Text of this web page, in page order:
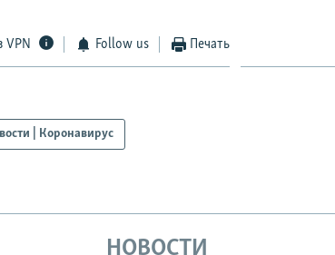
VPN Follow us Печать
| Коронавирус
НОВОСТИ